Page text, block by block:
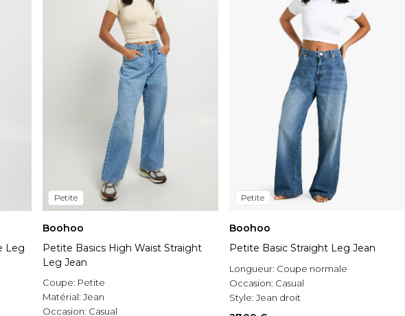
Leg
Petite
Boohoo
Petite Basics High Waist Straight
Leg Jean
Coupe: Petite
Matérial: Jean
Occasion: Casual
Petite
Boohoo
Petite Basic Straight Leg Jean
Longueur: Coupe normale
Occasion: Casual
Style: Jean droit